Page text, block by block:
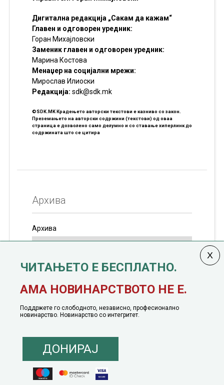
Дигитална редакција „Сакам да кажам“
Главен и одговорен уредник:
Горан Михајловски
Заменик главен и одговорен уредник:
Марина Костова
Менаџер на социјални мрежи:
Мирослав Илиоски
Редакцијa: sdk@sdk.mk
©SDK.MK Крадењето авторски текстови е казниво со закон.
Преземањето на авторски содржини (текстови) од оваа
страница е дозволено само делумно и со ставање хиперлинк до
содржината што се цитира
Архива
Архива
јануари, 1991 година
Понуда за политичко рекламирање
Политика на инклузија |Кодекс на однесување
ЧИТАЊЕТО Е БЕСПЛАТНО.
АМА НОВИНАРСТВОТО НЕ Е.
Поддржете го слободното, независно, професионално
новинарство. Новинарство со интегритет.
ДОНИРАЈ